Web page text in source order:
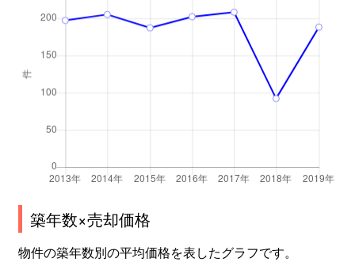
築年数×売却価格
物件の築年数別の平均価格を表したグラフです。